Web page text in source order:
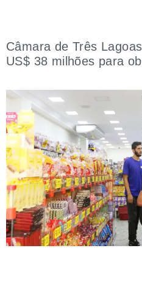
Câmara de Três
US$ 38 milhões para